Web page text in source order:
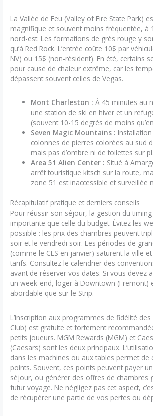
La Vallée de Feu (Valley of Fire State Park)
magnifique et souvent moins fréquentée, à
nord-est. Les formations de grès rouge y
qu’à Red Rock. L’entrée coûte 10$ par
NV) ou 15$ (non-résident). En été, certains
pour cause de chaleur extrême, car les
dépassent souvent celles de Vegas.
Mont Charleston : À 45 minutes au
une station de ski en hiver et un
(souvent 10-15 degrés de moins
Seven Magic Mountains :
colonnes de pierres colorées au sud
mais pas d’ombre ni de toilettes sur
Area 51 Alien Center : Situé à
arrêt touristique kitsch sur la route,
zone 51 est inaccessible et surveillée
Récapitulatif pratique et derniers conseils
Pour réussir son séjour, la gestion du
importante que celle du budget. Évitez les
possible : les prix des chambres peuvent
soir et le vendredi soir. Les périodes de
(comme le CES en janvier) saturent la ville
tarifs. Consultez le calendrier des
avant de réserver vos dates. Si vous devez
un week-end, loger à Downtown (Fremont)
abordable que sur le Strip.
L’inscription aux programmes de fidélité des
Club) est gratuite et fortement
petits joueurs. MGM Rewards (MGM) et
(Caesars) sont les deux principaux.
dans les machines ou aux tables permet de
points. Souvent, ces points peuvent payer
séjour, ou générer des offres de chambres
futur voyage. Ne négligez pas cet aspect,
de récupérer une partie de vos pertes ou